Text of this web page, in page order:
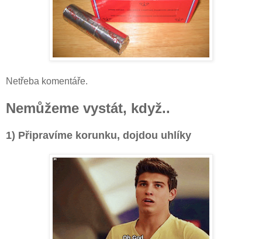
Netřeba komentáře.
Nemůžeme vystát, když..
1) Připravíme korunku, dojdou uhlíky